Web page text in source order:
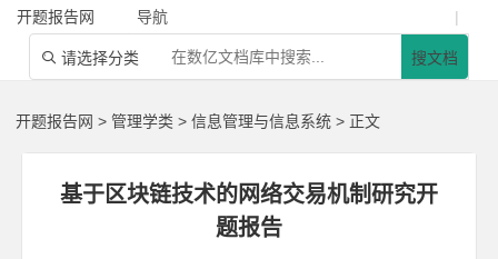
开题报告网 导航 |
 请选择分类 搜文档
开题报告网 >管理学类 >信息管理与信息系统 > 正文
基于区块链技术的网络交易机制研究开
题报告